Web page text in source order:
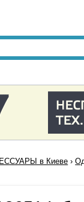
в Киеве ›